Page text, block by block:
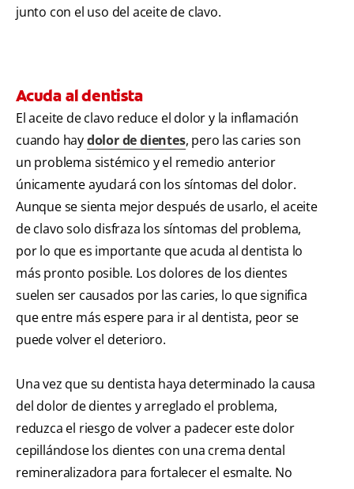
junto con el uso del aceite de clavo.
Acuda al dentista
El aceite de clavo reduce el dolor y la inflamación
cuando haydolor de dientes, pero las caries son
un problema sistémico y el remedio anterior
únicamente ayudará con los síntomas del dolor.
Aunque se sienta mejor después de usarlo, el aceite
de clavo solo disfraza los síntomas del problema,
por lo que es importante que acuda al dentista lo
más pronto posible. Los dolores de los dientes
suelen ser causados por las caries, lo que significa
que entre más espere para ir al dentista, peor se
puede volver el deterioro.
Una vez que su dentista haya determinado la causa
del dolor de dientes y arreglado el problema,
reduzca el riesgo de volver a padecer este dolor
cepillándose los dientes con una crema dental
remineralizadora para fortalecer el esmalte. No